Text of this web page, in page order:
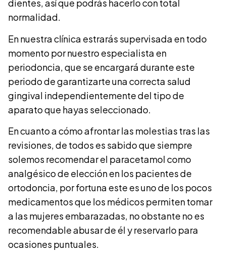
dientes, así que podrás hacerlo con total
normalidad.
En nuestra clínica estrarás supervisada en todo
momento por nuestro especialista en
periodoncia, que se encargará durante este
periodo de garantizarte una correcta salud
gingival independientemente del tipo de
aparato que hayas seleccionado.
En cuanto a cómo afrontar las molestias tras las
revisiones, de todos es sabido que siempre
solemos recomendar el paracetamol como
analgésico de elección en los pacientes de
ortodoncia, por fortuna este es uno de los pocos
medicamentos que los médicos permiten tomar
a las mujeres embarazadas, no obstante no es
recomendable abusar de él y reservarlo para
ocasiones puntuales.